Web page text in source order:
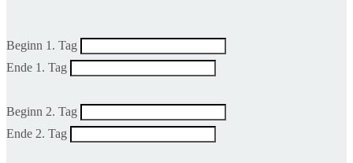
Beginn 1. Tag
Ende 1. Tag
Beginn 2. Tag
Ende 2. Tag